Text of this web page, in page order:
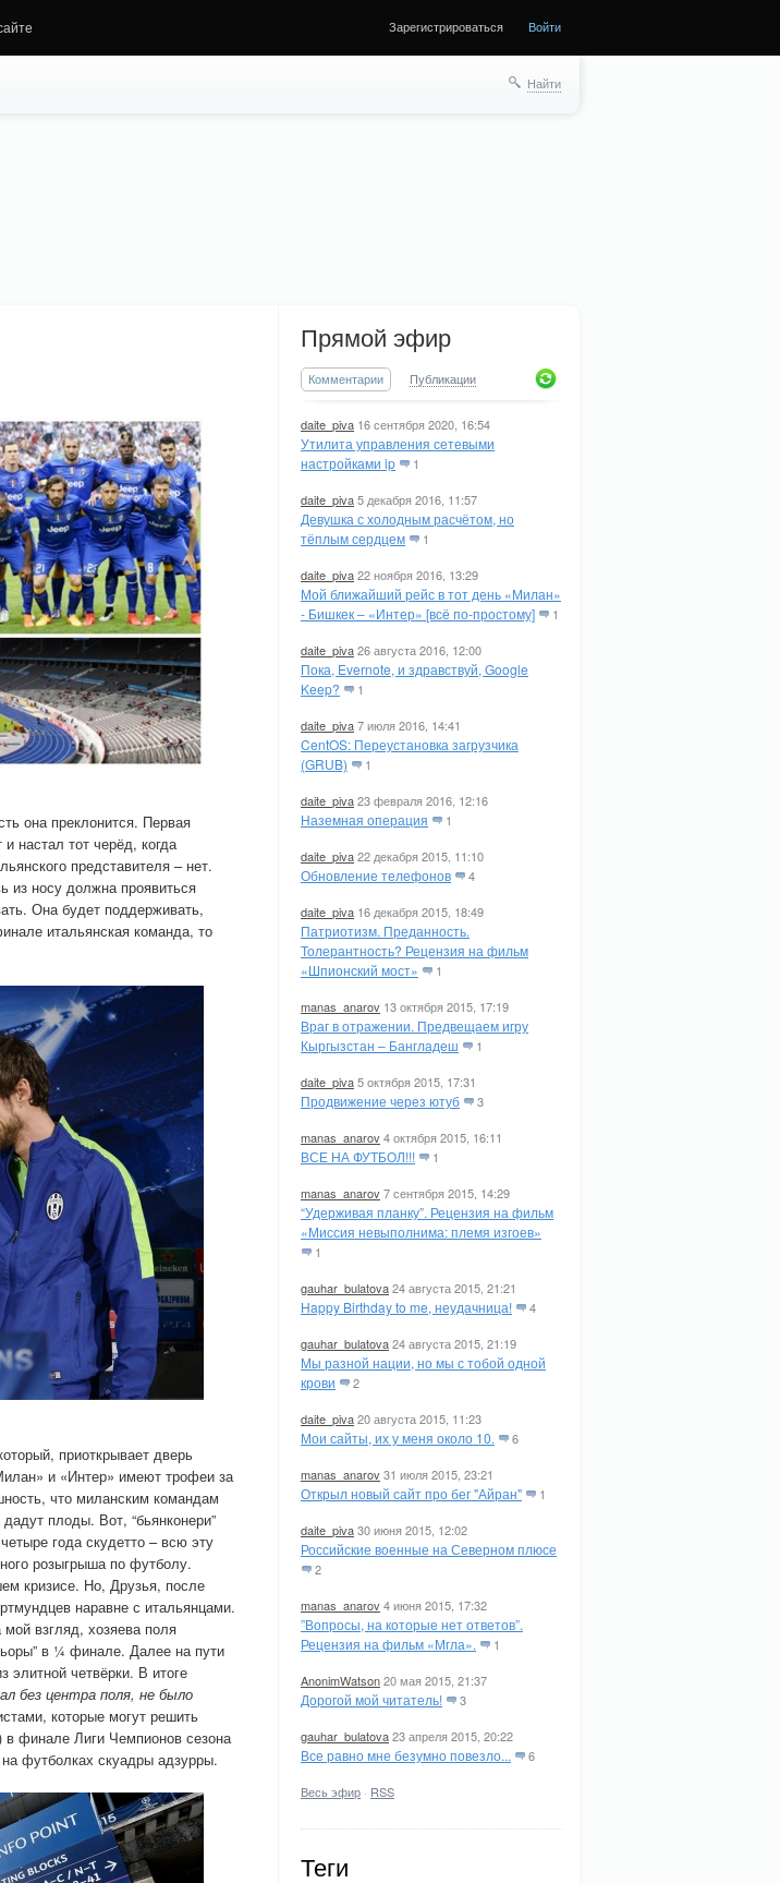
Зарегистрироваться Войти
Найти
Прямой эфир
Комментарии Публикации
daite_piva 16 сентября 2020, 16:54
Утилита управления сетевыми
настройками ip
1
daite_piva5 декабря 2016, 11:57
Девушка с холодным расчётом, но
тёплым сердцем
1
daite_piva22 ноября 2016, 13:29
Мой ближайший рейс в тот день «Милан»
- Бишкек – «Интер» [всё по-простому]
1
daite_piva26 августа 2016, 12:00
Пока, Evernote, и здравствуй, Google
Keep?
1
daite_piva7 июля 2016, 14:41
CentOS: Переустановка загрузчика
(GRUB)
1
daite_piva23 февраля 2016, 12:16
Наземная операция 1
daite_piva22 декабря 2015, 11:10
Обновление телефонов 4
daite_piva 16 декабря 2015, 18:49
Патриотизм. Преданность.
Толерантность? Рецензия на фильм
«Шпионский мост»
1
manas_anarov 13 октября 2015, 17:19
Враг в отражении. Предвещаем игру
Кыргызстан – Бангладеш
1
daite_piva5 октября 2015, 17:31
Продвижение через ютуб 3
manas_anarov4 октября 2015, 16:11
ВСЕ НА ФУТБОЛ!!! 1
manas_anarov7 сентября 2015, 14:29
“Удерживая планку”. Рецензия на фильм
«Миссия невыполнима: племя изгоев»
1
gauhar_bulatova24 августа 2015, 21:21
Happy Birthday to me, неудачница! 4
gauhar_bulatova24 августа 2015, 21:19
Мы разной нации, но мы с тобой одной
крови
2
daite_piva20 августа 2015, 11:23
Мои сайты, их у меня около 10. 6
manas_anarov31 июля 2015, 23:21
Открыл новый сайт про бег "Айран" 1
daite_piva30 июня 2015, 12:02
Российские военные на Северном плюсе
2
manas_anarov4 июня 2015, 17:32
”Вопросы, на которые нет ответов”.
Рецензия на фильм «Мгла».
1
AnonimWatson20 мая 2015, 21:37
Дорогой мой читатель! 3
gauhar_bulatova23 апреля 2015, 20:22
Все равно мне безумно повезло... 6
Весь эфир · RSS
Теги
она преклонится. Первая
настал тот черёд, когда
представителя – нет.
из носу должна проявиться
Она будет поддерживать,
итальянская команда, то
приоткрывает дверь
и «Интер» имеют трофеи за
что миланским командам
плоды. Вот, “бьянконери”
года скудетто – всю эту
розыгрыша по футболу.
кризисе. Но, Друзья, после
наравне с итальянцами.
взгляд, хозяева поля
в ¼ финале. Далее на пути
элитной четвёрки. В итоге
без центра поля, не было
которые могут решить
в финале Лиги Чемпионов сезона
на футболках скуадры адзурры.